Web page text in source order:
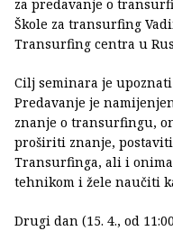
za predavanje o
Škole za transurfing
Transurfing centra u
Cilj seminara je
Predavanje je
znanje o transurfingu,
proširiti znanje,
Transurfinga, ali i
tehnikom i žele naučiti
Drugi dan (15. 4., od